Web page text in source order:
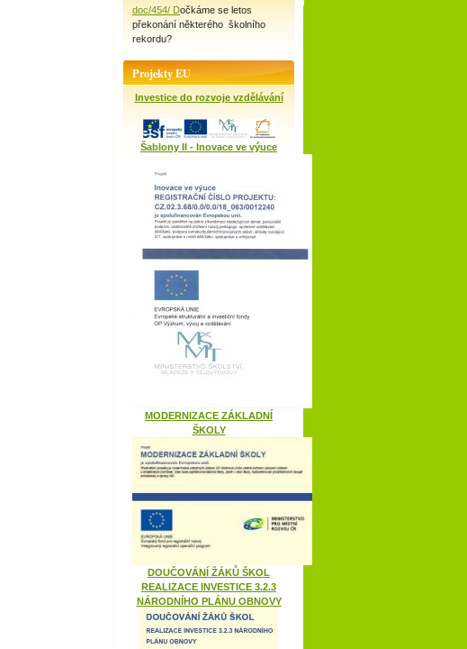
doc/454/ Dočkáme se letos
překonání některého školního
rekordu?
Projekty EU
Investice do rozvoje vzdělávání
Šablony II - Inovace ve výuce
MODERNIZACE ZÁKLADNÍ
ŠKOLY
DOUČOVÁNÍ ŽÁKŮ ŠKOL
REALIZACE INVESTICE 3.2.3
NÁRODNÍHO PLÁNU OBNOVY